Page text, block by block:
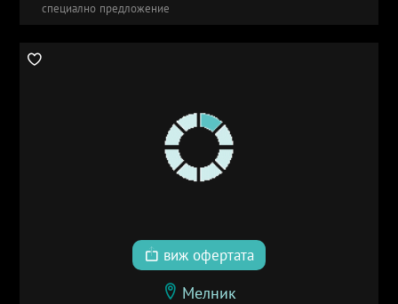
специално предложение
виж офертата
Мелник